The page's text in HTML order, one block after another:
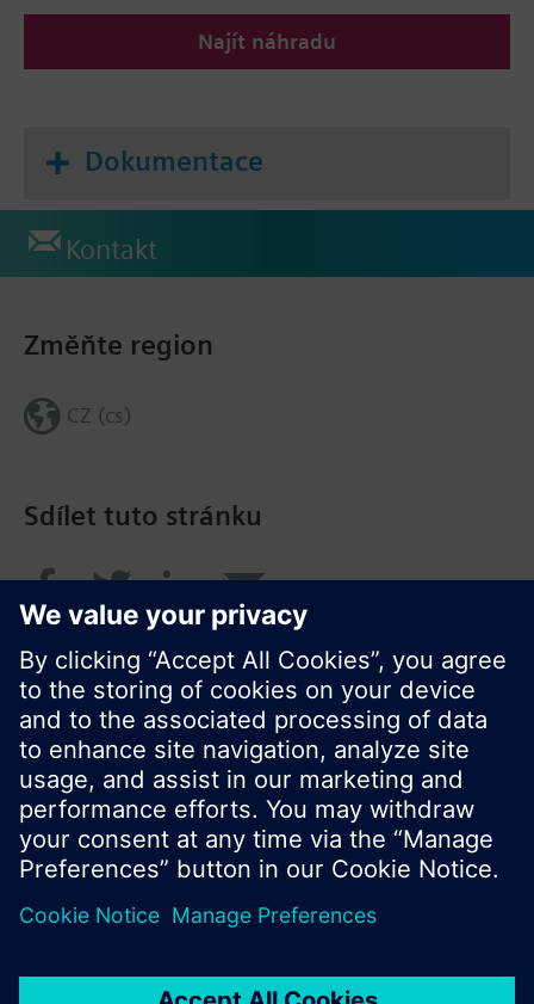
Najít náhradu
Dokumentace
Kontakt
Sdílet tuto stránku
Změňte region
CZ (cs)
© Siemens Switzerland Ltd. 2017
Portfolio výrobků a ceny se mohou pro každou
Podmínky užití